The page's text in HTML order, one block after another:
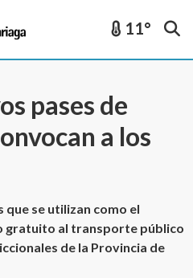
11°
pases de
a los
que se utilizan como el
gratuito al transporte público
de la Provincia de